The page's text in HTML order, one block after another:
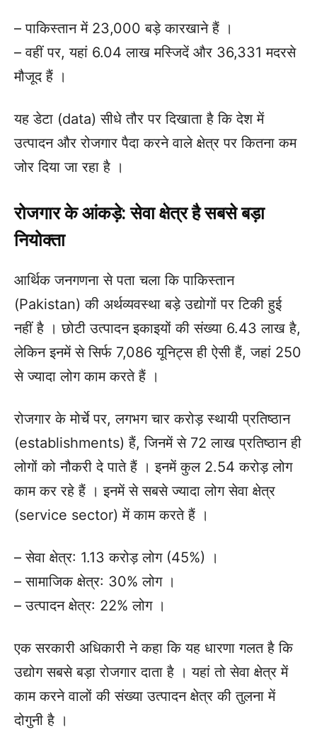
– पाकिस्तान में 23,000 बड़े कारखाने हैं ।
– वहीं पर, यहां 6.04 लाख मस्जिदें और 36,331 मदरसे
मौजूद हैं ।
यह डेटा (data) सीधे तौर पर दिखाता है कि देश में
उत्पादन और रोजगार पैदा करने वाले क्षेत्र पर कितना कम
जोर दिया जा रहा है ।
रोजगार के आंकड़े: सेवा क्षेत्र है सबसे बड़ा
नियोक्ता
आर्थिक जनगणना से पता चला कि पाकिस्तान
(Pakistan) की अर्थव्यवस्था बड़े उद्योगों पर टिकी हुई
नहीं है । छोटी उत्पादन इकाइयों की संख्या 6.43 लाख है,
लेकिन इनमें से सिर्फ 7,086 यूनिट्स ही ऐसी हैं, जहां 250
से ज्यादा लोग काम करते हैं ।
रोजगार के मोर्चे पर, लगभग चार करोड़ स्थायी प्रतिष्ठान
(establishments) हैं, जिनमें से 72 लाख प्रतिष्ठान ही
लोगों को नौकरी दे पाते हैं । इनमें कुल 2.54 करोड़ लोग
काम कर रहे हैं । इनमें से सबसे ज्यादा लोग सेवा क्षेत्र
(service sector) में काम करते हैं ।
– सेवा क्षेत्र: 1.13 करोड़ लोग (45%) ।
– सामाजिक क्षेत्र: 30% लोग ।
– उत्पादन क्षेत्र: 22% लोग ।
एक सरकारी अधिकारी ने कहा कि यह धारणा गलत है कि
उद्योग सबसे बड़ा रोजगार दाता है । यहां तो सेवा क्षेत्र में
काम करने वालों की संख्या उत्पादन क्षेत्र की तुलना में
दोगुनी है ।